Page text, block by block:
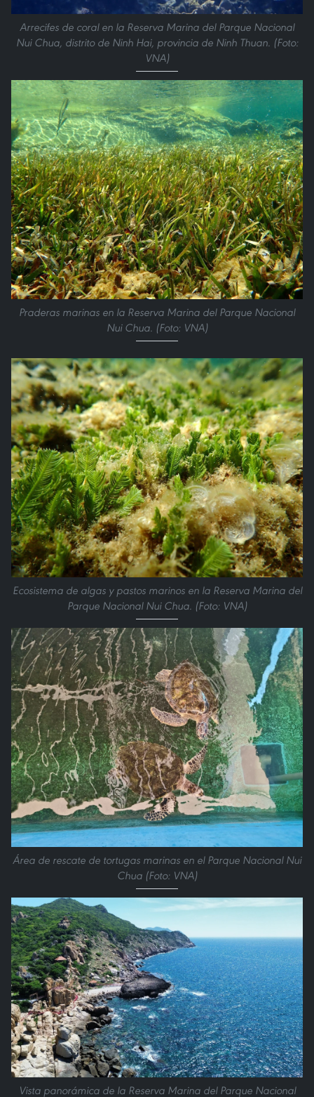
Arrecifes de coral en la Reserva Marina del Parque Nacional
Nui Chua, distrito de Ninh Hai, provincia de Ninh Thuan. (Foto:
VNA)
Praderas marinas en la Reserva Marina del Parque Nacional
Nui Chua. (Foto: VNA)
Ecosistema de algas y pastos marinos en la Reserva Marina del
Parque Nacional Nui Chua. (Foto: VNA)
Área de rescate de tortugas marinas en el Parque Nacional Nui
Chua (Foto: VNA)
Vista panorámica de la Reserva Marina del Parque Nacional